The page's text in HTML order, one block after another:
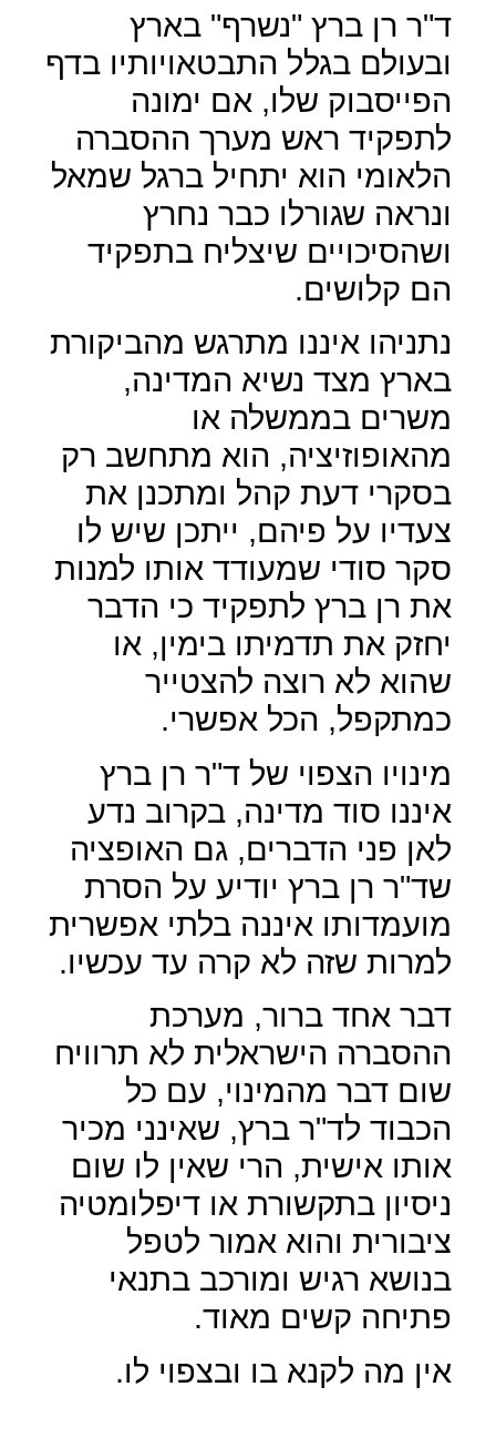
ד"ר רן ברץ "נשרף" בארץ
ובעולם בגלל התבטאויותיו בדף
הפייסבוק שלו, אם ימונה
לתפקיד ראש מערך ההסברה
הלאומי הוא יתחיל ברגל שמאל
ונראה שגורלו כבר נחרץ
ושהסיכויים שיצליח בתפקיד
הם קלושים.
נתניהו איננו מתרגש מהביקורת
בארץ מצד נשיא המדינה,
משרים בממשלה או
מהאופוזיציה, הוא מתחשב רק
בסקרי דעת קהל ומתכנן את
צעדיו על פיהם, ייתכן שיש לו
סקר סודי שמעודד אותו למנות
את רן ברץ לתפקיד כי הדבר
יחזק את תדמיתו בימין, או
שהוא לא רוצה להצטייר
כמתקפל, הכל אפשרי.
מינויו הצפוי של ד"ר רן ברץ
איננו סוד מדינה, בקרוב נדע
לאן פני הדברים, גם האופציה
שד"ר רן ברץ יודיע על הסרת
מועמדותו איננה בלתי אפשרית
למרות שזה לא קרה עד עכשיו.
דבר אחד ברור, מערכת
ההסברה הישראלית לא תרוויח
שום דבר מהמינוי, עם כל
הכבוד לד"ר ברץ, שאינני מכיר
אותו אישית, הרי שאין לו שום
ניסיון בתקשורת או דיפלומטיה
ציבורית והוא אמור לטפל
בנושא רגיש ומורכב בתנאי
פתיחה קשים מאוד.
אין מה לקנא בו ובצפוי לו.